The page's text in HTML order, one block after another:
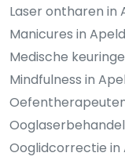
Laser ontharen in
Manicures in
Medische
Mindfulness in
Ooglidcorrectie in